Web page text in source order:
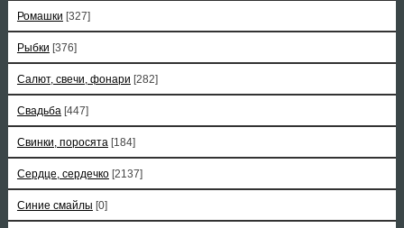
Ромашки [327]
Рыбки [376]
Салют, свечи, фонари [282]
Свадьба [447]
Свинки, поросята [184]
Сердце, сердечко [2137]
Синие смайлы [0]